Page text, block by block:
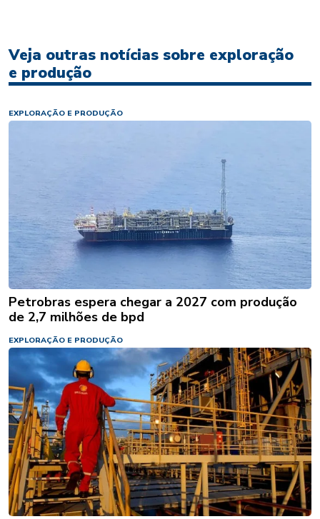
Veja outras notícias sobre exploração
e produção
EXPLORAÇÃO E PRODUÇÃO
Petrobras espera chegar a 2027 com produção
de 2,7 milhões de bpd
EXPLORAÇÃO E PRODUÇÃO